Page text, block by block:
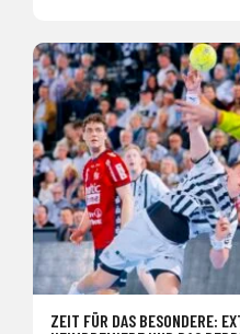
ZEIT FÜR DAS BESONDERE: